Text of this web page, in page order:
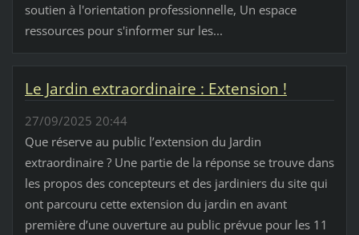
soutien à l'orientation professionnelle, Un espace
ressources pour s'informer sur les...
Le Jardin extraordinaire : Extension !
27/09/2025 20:44
Que réserve au public l’extension du Jardin
extraordinaire ? Une partie de la réponse se trouve dans
les propos des concepteurs et des jardiniers du site qui
ont parcouru cette extension du jardin en avant
première d’une ouverture au public prévue pour les 11